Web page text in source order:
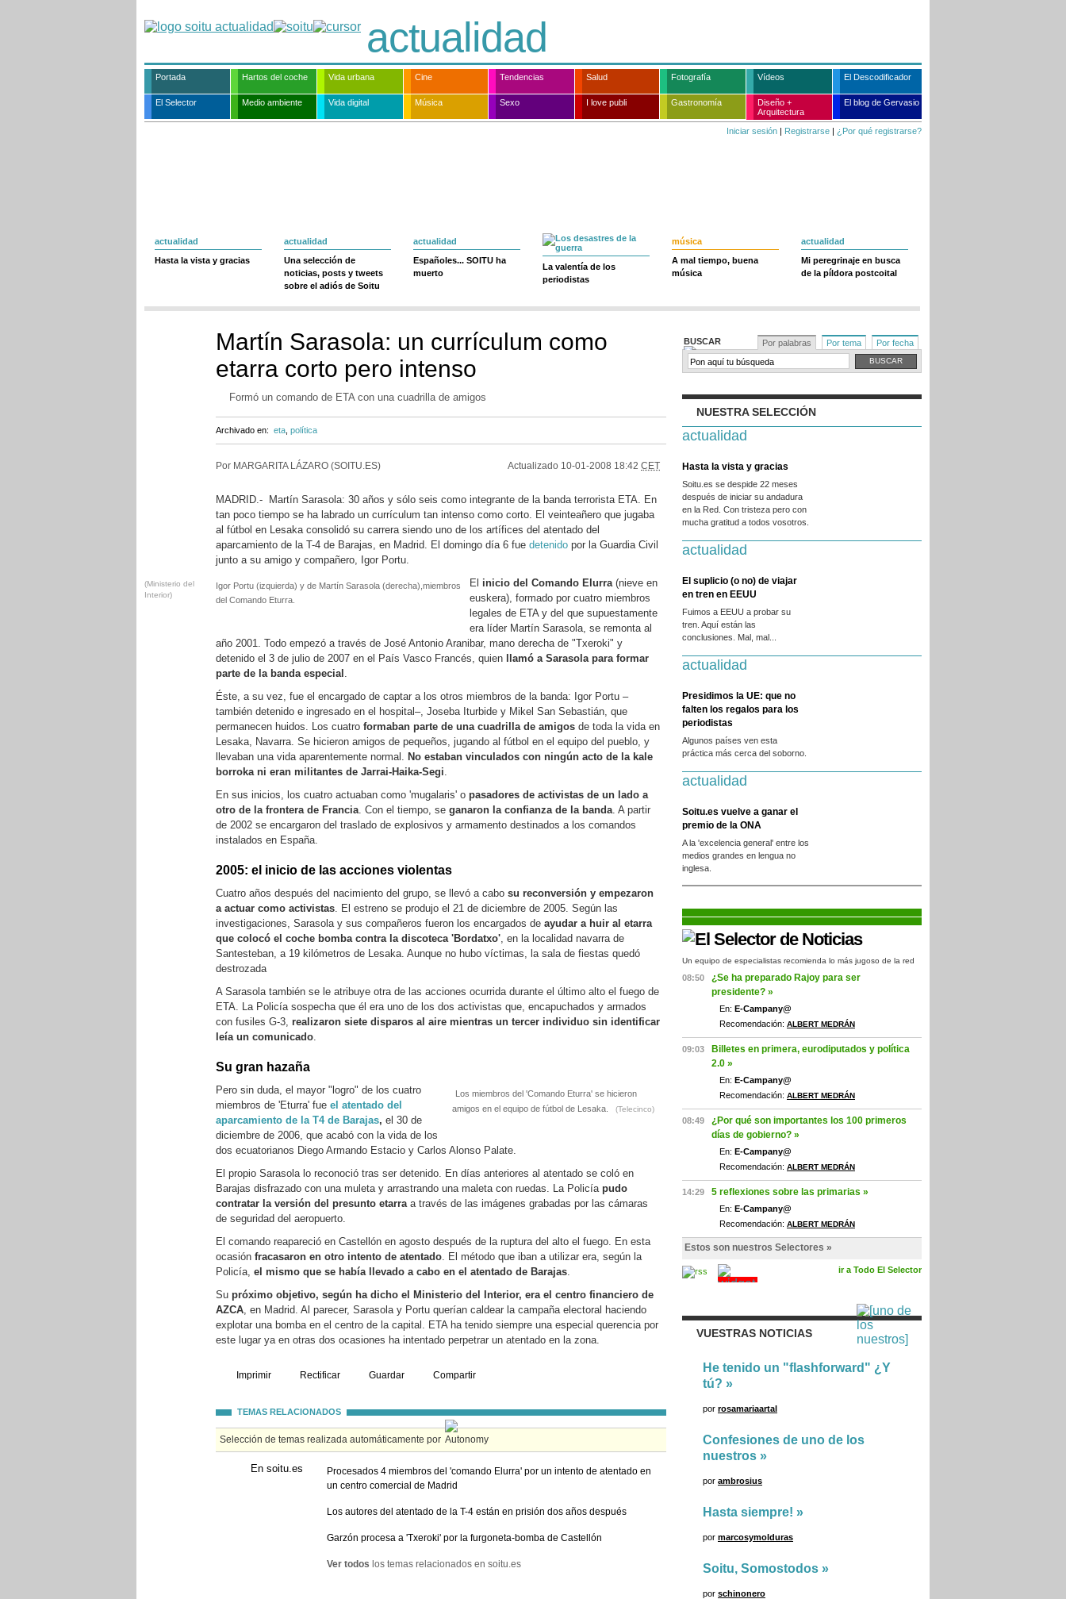
actualidad
Portada Hartos del coche Vida urbana Cine Tendencias Salud Fotografía Vídeos El Descodificador
El Selector Medio ambiente Vida digital Música Sexo I love publi Gastronomía
Diseño +
Arquitectura
El blog de Gervasio
Iniciar sesión | Registrarse | ¿Por qué registrarse?
actualidad
Hasta la vista y gracias
actualidad
Una selección de
noticias, posts y tweets
sobre el adiós de Soitu
actualidad
Españoles... SOITU ha
muerto
La valentía de los
periodistas
música
A mal tiempo, buena
música
actualidad
Mi peregrinaje en busca
de la píldora postcoital
Martín Sarasola: un currículum como
etarra corto pero intenso
Formó un comando de ETA con una cuadrilla de amigos
Archivado en: eta política
Por MARGARITA LÁZARO (SOITU.ES) Actualizado 10-01-2008 18:42 CET
MADRID.- Martín Sarasola: 30 años y sólo seis como integrante de la banda terrorista ETA. En
tan poco tiempo se ha labrado un currículum tan intenso como corto. El veinteañero que jugaba
al fútbol en Lesaka consolidó su carrera siendo uno de los artífices del atentado del
aparcamiento de la T-4 de Barajas, en Madrid. El domingo día 6 fue detenido por la Guardia Civil
junto a su amigo y compañero, Igor Portu.
(Ministerio del
Interior)
Igor Portu (izquierda) y de Martín Sarasola (derecha),miembros
del Comando Eturra.
El inicio del Comando Elurra(nieve en
euskera), formado por cuatro miembros
legales de ETA y del que supuestamente
era líder Martín Sarasola, se remonta al
año 2001. Todo empezó a través de José Antonio Aranibar, mano derecha de "Txeroki" y
detenido el 3 de julio de 2007 en el País Vasco Francés, quien
llamó a Sarasola para formar
parte de la banda especial .
Éste, a su vez, fue el encargado de captar a los otros miembros de la banda: Igor Portu –
también detenido e ingresado en el hospital–, Joseba Iturbide y Mikel San Sebastián, que
permanecen huidos. Los cuatro formaban parte de una cuadrilla de amigos de toda la vida en
Lesaka, Navarra. Se hicieron amigos de pequeños, jugando al fútbol en el equipo del pueblo, y
llevaban una vida aparentemente normal. No estaban vinculados con ningún acto de la kale
borroka ni eran militantes de Jarrai-Haika-Segi.
En sus inicios, los cuatro actuaban como 'mugalaris' o pasadores de activistas de un lado a
otro de la frontera de Francia. Con el tiempo, se ganaron la confianza de la banda. A partir
de 2002 se encargaron del traslado de explosivos y armamento destinados a los comandos
instalados en España.
2005: el inicio de las acciones violentas
Cuatro años después del nacimiento del grupo, se llevó a cabo su reconversión y empezaron
a actuar como activistas. El estreno se produjo el 21 de diciembre de 2005. Según las
investigaciones, Sarasola y sus compañeros fueron los encargados de ayudar a huir al etarra
que colocó el coche bomba contra la discoteca 'Bordatxo', en la localidad navarra de
Santesteban, a 19 kilómetros de Lesaka. Aunque no hubo víctimas, la sala de fiestas quedó
destrozada
A Sarasola también se le atribuye otra de las acciones ocurrida durante el último alto el fuego de
ETA. La Policía sospecha que él era uno de los dos activistas que, encapuchados y armados
con fusiles G-3, realizaron siete disparos al aire mientras un tercer individuo sin identificar
leía un comunicado.
Su gran hazaña
Los miembros del 'Comando Eturra' se hicieron
amigos en el equipo de fútbol de Lesaka.
(Telecinco)
Pero sin duda, el mayor "logro" de los cuatro
miembros de 'Eturra' fue el atentado del
aparcamiento de la T4 de Barajas, el 30 de
diciembre de 2006, que acabó con la vida de los
dos ecuatorianos Diego Armando Estacio y Carlos Alonso Palate.
El propio Sarasola lo reconoció tras ser detenido. En días anteriores al atentado se coló en
Barajas disfrazado con una muleta y arrastrando una maleta con ruedas. La Policía pudo
contratar la versión del presunto etarraa través de las imágenes grabadas por las cámaras
de seguridad del aeropuerto.
El comando reapareció en Castellón en agosto después de la ruptura del alto el fuego. En esta
ocasión fracasaron en otro intento de atentado. El método que iban a utilizar era, según la
Policía, el mismo que se había llevado a cabo en el atentado de Barajas.
Su próximo objetivo, según ha dicho el Ministerio del Interior, era el centro financiero de
AZCA, en Madrid. Al parecer, Sarasola y Portu querían caldear la campaña electoral haciendo
explotar una bomba en el centro de la capital. ETA ha tenido siempre una especial querencia por
este lugar ya en otras dos ocasiones ha intentado perpetrar un atentado en la zona.
Imprimir Rectificar Guardar Compartir
TEMAS RELACIONADOS
Selección de temas realizada automáticamente por
En soitu.es
Procesados 4 miembros del 'comando Elurra' por un intento de atentado en
un centro comercial de Madrid
Los autores del atentado de la T-4 están en prisión dos años después
Garzón procesa a 'Txeroki' por la furgoneta-bomba de Castellón
Ver todos los temas relacionados en soitu.es
BUSCAR Por palabras Por tema Por fecha
NUESTRA SELECCIÓN
actualidad
Hasta la vista y gracias
Soitu.es se despide 22 meses
después de iniciar su andadura
en la Red. Con tristeza pero con
mucha gratitud a todos vosotros.
actualidad
El suplicio (o no) de viajar
en tren en EEUU
Fuimos a EEUU a probar su
tren. Aquí están las
conclusiones. Mal, mal...
actualidad
Presidimos la UE: que no
falten los regalos para los
periodistas
Algunos países ven esta
práctica más cerca del soborno.
actualidad
Soitu.es vuelve a ganar el
premio de la ONA
A la 'excelencia general' entre los
medios grandes en lengua no
inglesa.
Un equipo de especialistas recomienda lo más jugoso de la red
08:50
¿Se ha preparado Rajoy para ser
presidente? »
En: E-Campany@
Recomendación: ALBERT MEDRÁN
09:03
Billetes en primera, eurodiputados y política
2.0 »
En: E-Campany@
Recomendación: ALBERT MEDRÁN
08:49
¿Por qué son importantes los 100 primeros
días de gobierno? »
En: E-Campany@
Recomendación: ALBERT MEDRÁN
14:29 5 reflexiones sobre las primarias »
En: E-Campany@
Recomendación: ALBERT MEDRÁN
Estos son nuestros Selectores »
ir a Todo El Selector
VUESTRAS NOTICIAS
He tenido un "flashforward" ¿Y
tú? »
por rosamariaartal
Confesiones de uno de los
nuestros »
por ambrosius
Hasta siempre! »
por marcosymolduras
Soitu, Somostodos »
por schinonero